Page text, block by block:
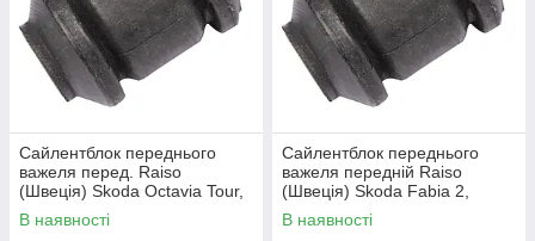
Сайлентблок переднього
важеля перед. Raiso
(Швеція) Skoda Octavia Tour,
Октавія Тур 96- #RL-1J0182V
UAJOTLS4
В наявності
Сайлентблок переднього
важеля передній Raiso
(Швеція) Skoda Fabia 2,
Шкода Фабія 2 06-14 #RL-
1J0182V UADIKZU4
В наявності